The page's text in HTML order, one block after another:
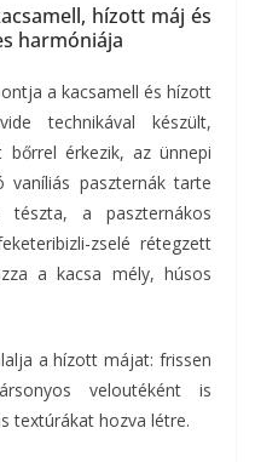
hízott máj és
harmóniája
a kacsamell és hízott
technikával készült,
érkezik, az ünnepi
vaníliás paszternák tarte
tészta, a paszternákos
zselé rétegzett
a kacsa mély, húsos
a hízott májat: frissen
veloutéként is
textúrákat hozva létre.